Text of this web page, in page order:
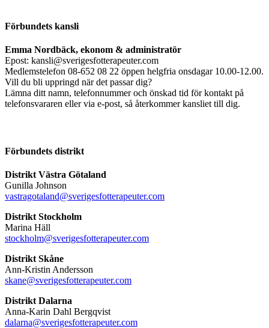
Förbundets kansli
Emma Nordbäck, ekonom & administratör
Epost: kansli@sverigesfotterapeuter.com
Medlemstelefon 08-652 08 22 öppen helgfria onsdagar 10.00-12.00.
Vill du bli uppringd när det passar dig?
Lämna ditt namn, telefonnummer och önskad tid för kontakt på
telefonsvararen eller via e-post, så återkommer kansliet till dig.
Förbundets distrikt
Distrikt Västra Götaland
Gunilla Johnson
vastragotaland@sverigesfotterapeuter.com
Distrikt Stockholm
Marina Häll
stockholm@sverigesfotterapeuter.com
Distrikt Skåne
Ann-Kristin Andersson
skane@sverigesfotterapeuter.com
Distrikt Dalarna
Anna-Karin Dahl Bergqvist
dalarna@sverigesfotterapeuter.com